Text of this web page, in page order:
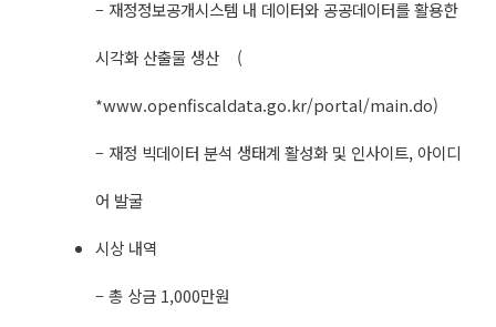
– 재정정보공개시스템 내 데이터와 공공데이터를 활용한
시각화 산출물 생산 (
*www.openfiscaldata.go.kr/portal/main.do)
– 재정 빅데이터 분석 생태계 활성화 및 인사이트, 아이디
어 발굴
시상 내역
– 총 상금 1,000만원